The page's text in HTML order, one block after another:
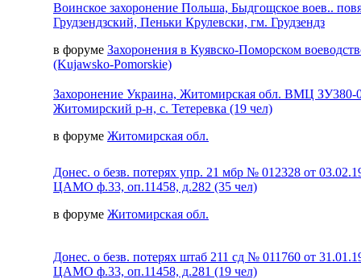
Воинское захоронение Польша, Быдгощское воев..
Грудзендзский, Пеньки Крулевски, гм. Грудзендз
в форуме Захоронения в Куявско-Поморском
(Kujawsko-Pomorskie)
Захоронение Украина, Житомирская обл. ВМЦ ЗУ380-
Житомирский р-н, с. Тетеревка (19 чел)
в форуме Житомирская обл.
Донес. о безв. потерях упр. 21 мбр № 012328 от
ЦАМО ф.33, оп.11458, д.282 (35 чел)
в форуме Житомирская обл.
Донес. о безв. потерях штаб 211 сд № 011760 от
ЦАМО ф.33, оп.11458, д.281 (19 чел)